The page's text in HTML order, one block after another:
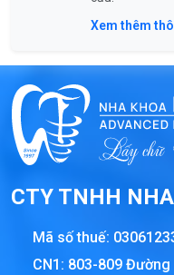
Xem thêm
CTY TNHH
Mã số thuế:
CN1: 803-809